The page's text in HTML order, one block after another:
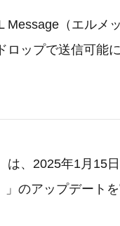
Message（エルメ
ップで送信可能
、2025年1月15
のアップデートを